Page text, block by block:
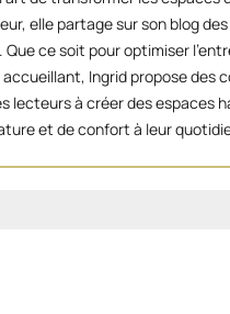
elle partage sur son blog
ce soit pour optimiser
Ingrid propose des
lecteurs à créer des espaces
et de confort à leur